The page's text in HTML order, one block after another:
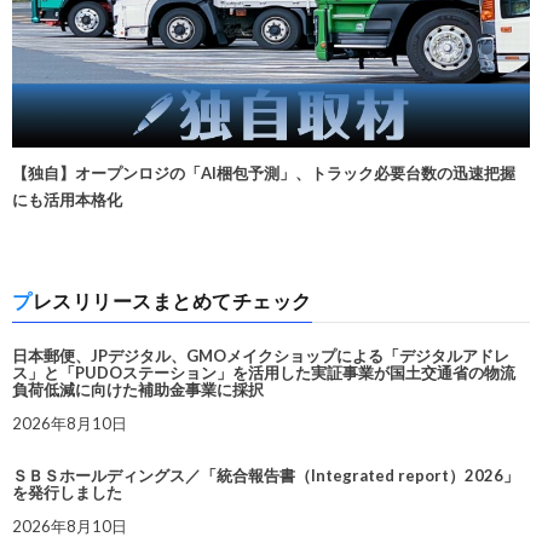
【独自】オープンロジの「AI梱包予測」、トラック必要台数の迅速把握
にも活用本格化
プレスリリースまとめてチェック
日本郵便、JPデジタル、GMOメイクショップによる「デジタルアドレ
ス」と「PUDOステーション」を活用した実証事業が国土交通省の物流
負荷低減に向けた補助金事業に採択
2026年8月10日
ＳＢＳホールディングス／「統合報告書（Integrated report）2026」
を発行しました
2026年8月10日